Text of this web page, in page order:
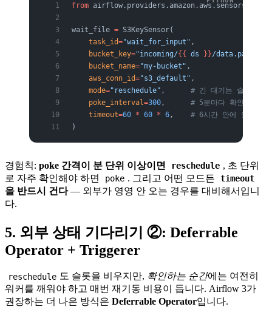
from airflow.providers.amazon.aws.sensors.s3
wait_file = S3KeySensor(
    task_id
="wait_for_input" ,
    bucket_key
="incoming/{{ ds }}/data.parquet"
    bucket_name
="my-bucket" ,
    aws_conn_id
="s3_default" ,
    mode
="reschedule" , # 긴 대기는 슬롯을 반
    poke_interval
=300 , # 5분마다 확인
    timeout
=60 * 60 * 6 , # 6시간 안에 안 오면
)
경험칙: poke 간격이 분 단위 이상이면 reschedule , 초 단위
로 자주 확인해야 하면
poke . 그리고 어떤 모드든 timeout
을 반드시 건다— 외부가 영영 안 오는 경우를 대비해서입니
다.
5. 외부 상태 기다리기 ②: Deferrable
Operator + Triggerer
reschedule 도 슬롯을 비우지만, 확인하는 순간에는 여전히
워커를 깨워야 하고 매번 재기동 비용이 듭니다. Airflow 3가
권장하는 더 나은 방식은 Deferrable Operator입니다.